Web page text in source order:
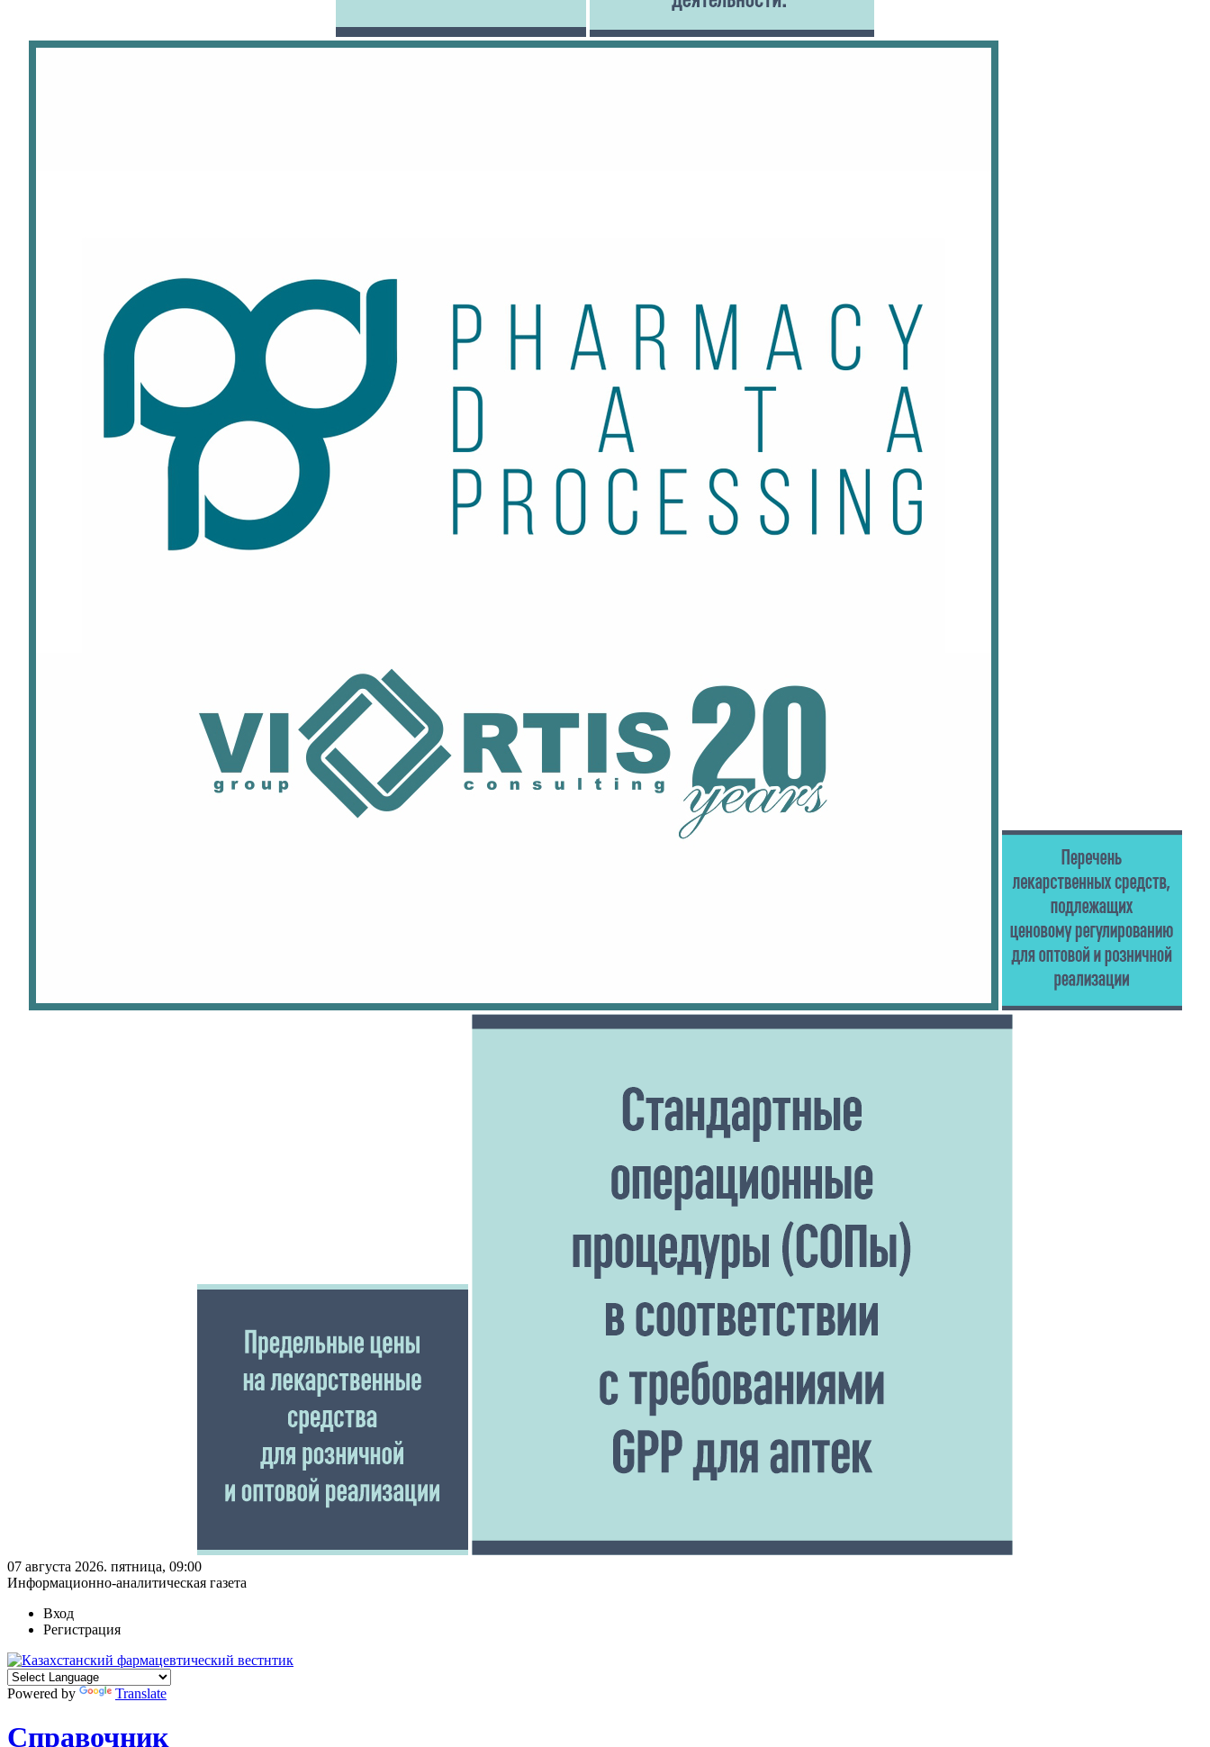
07 августа 2026. пятница, 09:00
Информационно-аналитическая газета
Вход
Регистрация
Powered by Translate
Справочник